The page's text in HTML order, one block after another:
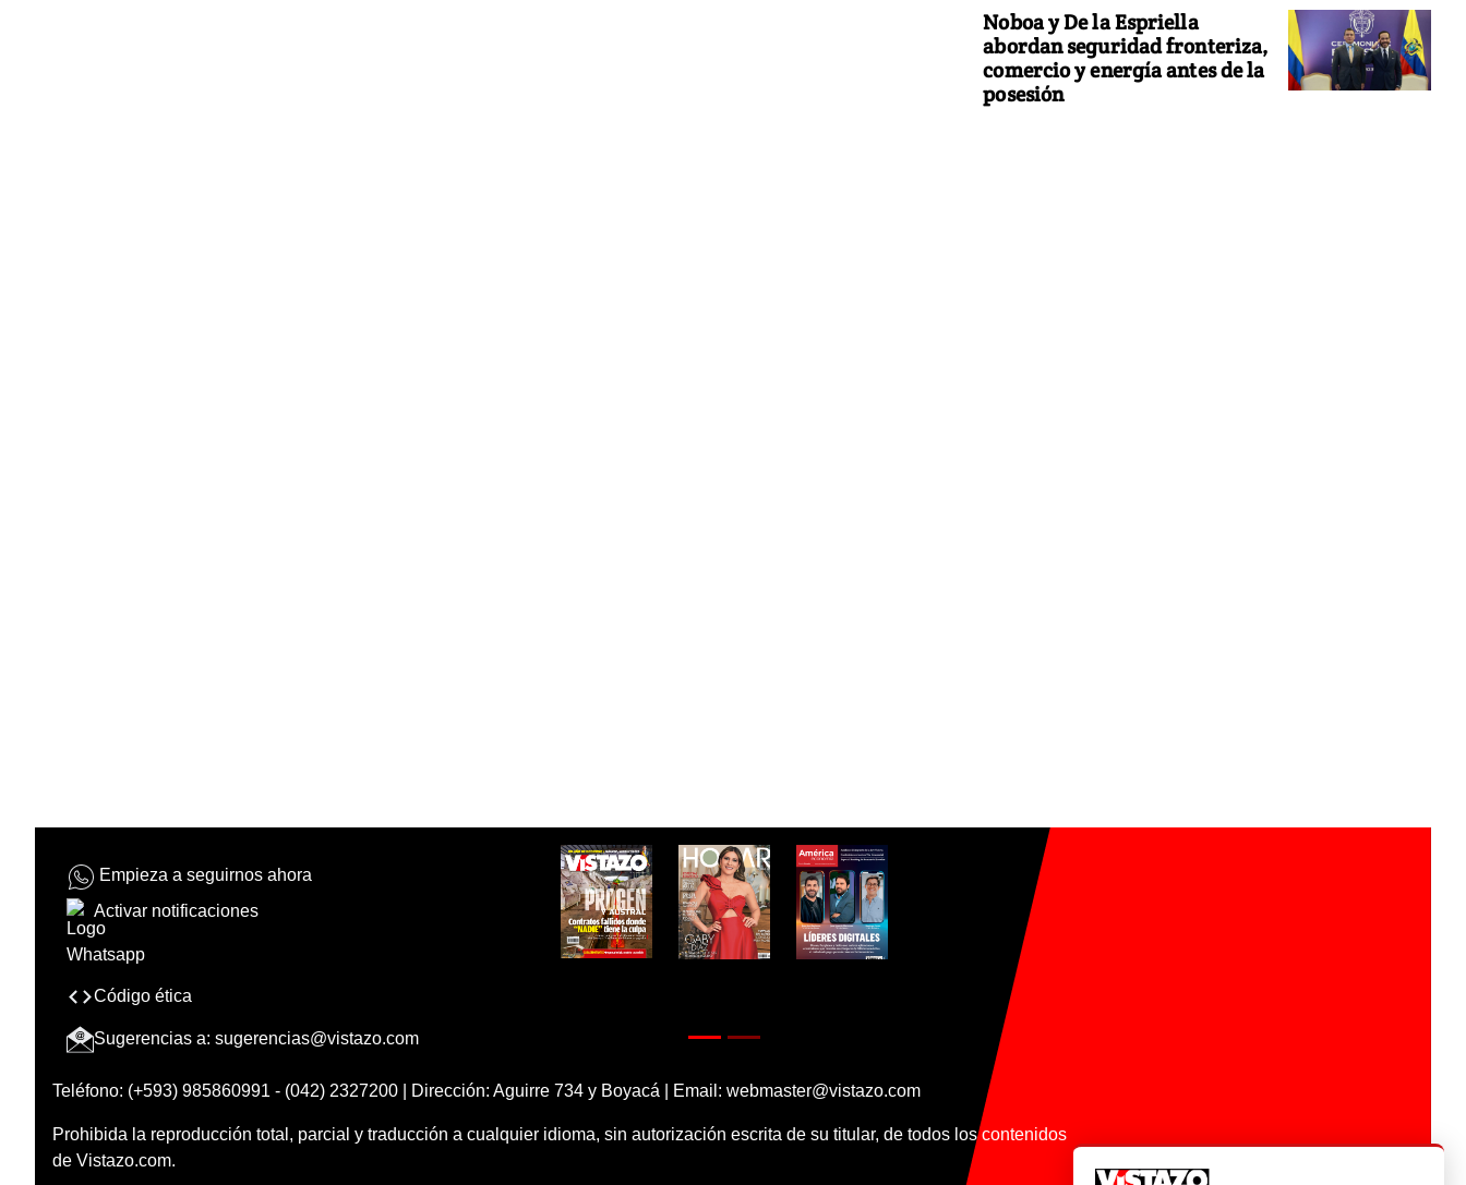
Noboa y De la Espriella
abordan seguridad fronteriza,
comercio y energía antes de la
posesión
Empieza a seguirnos ahora
Activar notificaciones
Código ética
Sugerencias a: sugerencias@vistazo.com
Teléfono: (+593) 985860991 - (042) 2327200 | Dirección: Aguirre 734 y Boyacá | Email: webmaster@vistazo.com
Prohibida la reproducción total, parcial y traducción a cualquier idioma, sin autorización escrita de su titular, de todos los contenidos
de Vistazo.com.